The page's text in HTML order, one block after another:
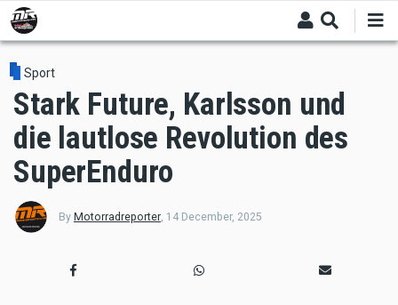
Skip
to
main
content
Sport
Stark Future, Karlsson und
die lautlose Revolution des
SuperEnduro
By Motorradreporter, 14 December, 2025